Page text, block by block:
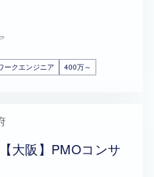
ークエンジニア 400万～
大阪】PMOコンサ